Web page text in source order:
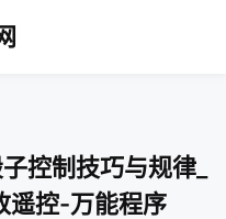
控制技巧与规律_
遥控-万能程序